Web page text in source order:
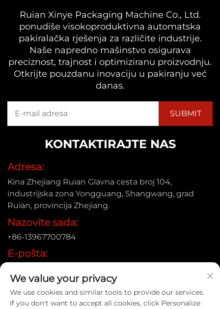
Ruian Xinye Packaging Machine Co., Ltd.
ponudiše visokoproduktivna automatska
pakiralačka rješenja za različite industrije.
Naše napredno mašinstvo osigurava
preciznost, trajnost i optimiziranu proizvodnju.
Otkrijte pouzdanu inovaciju u pakiranju već
danas.
KONTAKTIRAJTE NAS
Adresa:
Kina Zhejiang Ruian Glavna cesta broj 104,
industrijska zona Yongguang, Shangwang, grad
Ruian, provincija Zhejiang.
Nazovite sada:
+86-13967700784
E-pošta:
Autorsko pravo © 2025 Ruian Xinye Packaging Machine Co.,
We value your privacy
We use cookies and similar tools to provide our services.
If you don't want to accept all cookies, click Personalize